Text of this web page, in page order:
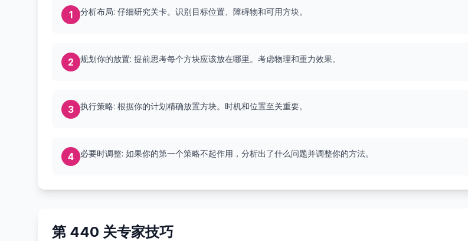
1 分析布局: 仔细研究关卡。识别目标位置、障碍物和可用方块。
2 规划你的放置: 提前思考每个方块应该放在哪里。考虑物理和重力效果。
3 执行策略: 根据你的计划精确放置方块。时机和位置至关重要。
4 必要时调整: 如果你的第一个策略不起作用，分析出了什么问题并调整你的方法。
第 440 关专家技巧